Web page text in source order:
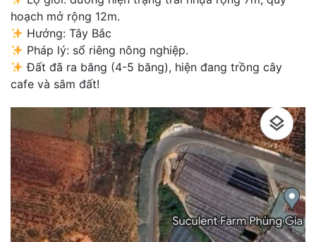
hoạch mở rộng 12m.
Hướng: Tây Bắc
Pháp lý: sổ riêng nông nghiệp.
Đất đã ra băng (4-5 băng), hiện đang trồng cây
cafe và sâm đất!